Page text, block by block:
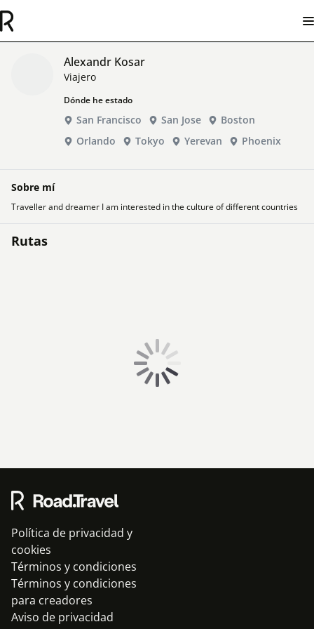
Alexandr Kosar
Viajero
Dónde he estado
San Francisco San Jose
Boston
Orlando
Tokyo Yerevan Phoenix
Sobre mí
Traveller and dreamer I am interested in the culture of different countries
Rutas
Política de privacidad y
cookies
Términos y condiciones
Términos y condiciones
para creadores
Aviso de privacidad